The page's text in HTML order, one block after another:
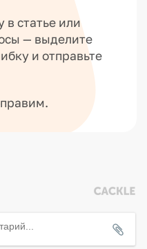
в статье или
— выделите
и отправьте